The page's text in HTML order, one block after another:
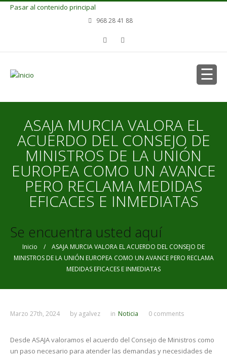
Pasar al contenido principal
968 28 41 88
ASAJA MURCIA VALORA EL
ACUERDO DEL CONSEJO DE
MINISTROS DE LA UNIÓN
EUROPEA COMO UN AVANCE
PERO RECLAMA MEDIDAS
EFICACES E INMEDIATAS
Se encuentra usted aquí
Inicio / ASAJA MURCIA VALORA EL ACUERDO DEL CONSEJO DE
MINISTROS DE LA UNIÓN EUROPEA COMO UN AVANCE PERO RECLAMA
MEDIDAS EFICACES E INMEDIATAS
Marzo 27th, 2024 by agalvez in Noticia 0 comments
Desde ASAJA valoramos el acuerdo del Consejo de Ministros como
un paso necesario para atender las demandas y necesidades de